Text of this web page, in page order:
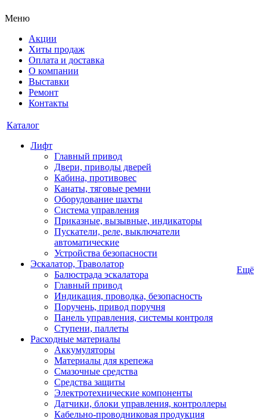
Меню
Акции
Хиты продаж
Оплата и доставка
О компании
Выставки
Ремонт
Контакты
Каталог
Лифт
Главный привод
Двери, приводы дверей
Кабина, противовес
Канаты, тяговые ремни
Оборудование шахты
Система управления
Приказные, вызывные, индикаторы
Пускатели, реле, выключатели
автоматические
Устройства безопасности
Эскалатор, Траволатор
Балюстрада эскалатора
Главный привод
Индикация, проводка, безопасность
Поручень, привод поручня
Панель управления, системы контроля
Ступени, паллеты
Расходные материалы
Аккумуляторы
Материалы для крепежа
Смазочные средства
Средства защиты
Электротехнические компоненты
Датчики, блоки управления, контроллеры
Кабельно-проводниковая продукция
Ещё